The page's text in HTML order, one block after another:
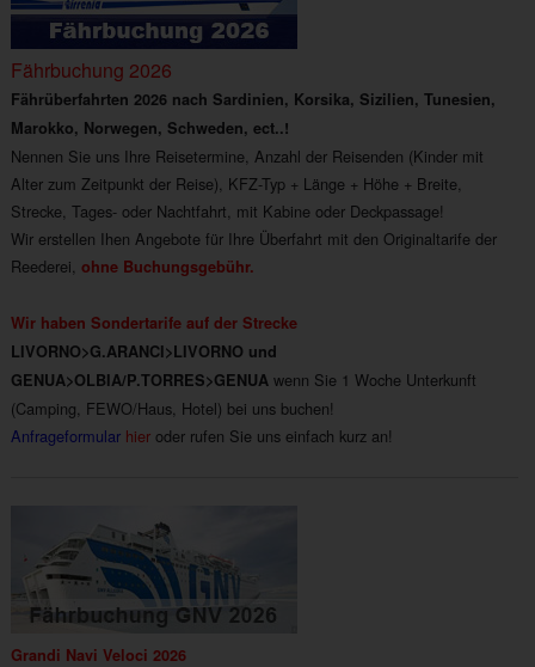
Fährbuchung 2026
Fährüberfahrten 2026 nach Sardinien, Korsika, Sizilien, Tunesien,
Marokko, Norwegen, Schweden, ect..!
Nennen Sie uns Ihre Reisetermine, Anzahl der Reisenden (Kinder mit
Alter zum Zeitpunkt der Reise), KFZ-Typ + Länge + Höhe + Breite,
Strecke, Tages- oder Nachtfahrt, mit Kabine oder Deckpassage!
Wir erstellen Ihen Angebote für Ihre Überfahrt mit den Originaltarife der
Reederei, ohne Buchungsgebühr.
Wir haben Sondertarife auf der Strecke
LIVORNO>G.ARANCI>LIVORNO und
GENUA>OLBIA/P.TORRES>GENUA wenn Sie 1 Woche Unterkunft
(Camping, FEWO/Haus, Hotel) bei uns buchen!
Anfrageformular hier oder rufen Sie uns einfach kurz an!
Grandi Navi Veloci 2026